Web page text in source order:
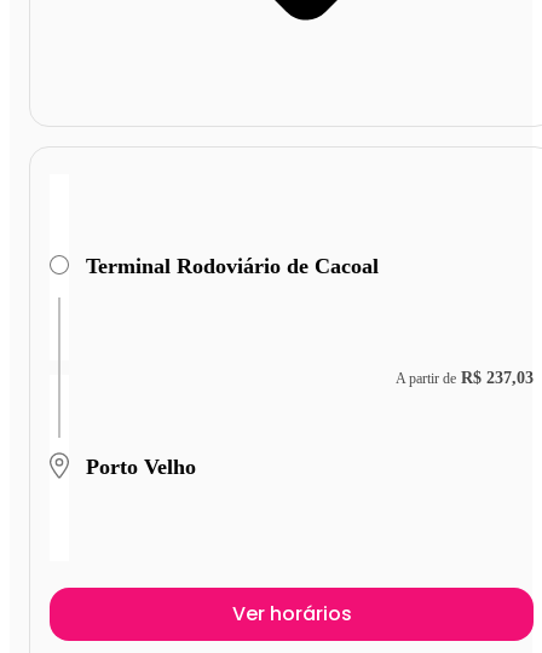
Terminal Rodoviário de Cacoal
Porto Velho
A partir de R$ 237,03
Ver horários